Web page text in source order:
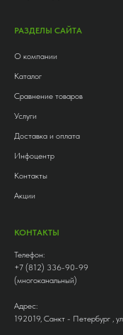
РАЗДЕЛЫ САЙТА
О компании
Каталог
Сравнение товаров
Услуги
Доставка и оплата
Инфоцентр
Контакты
Акции
КОНТАКТЫ
Телефон:
+7 (812) 336-90-99
(многоканальный)
Адрес:
192019, Санкт - Петербург ,